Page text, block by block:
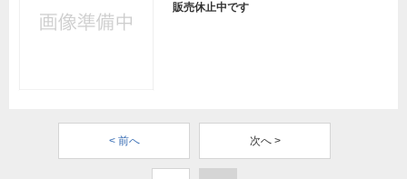
販売休止中です
< 前へ 次へ >